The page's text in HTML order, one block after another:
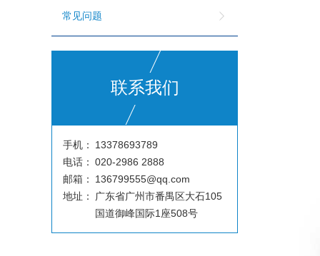
常见问题
联系我们
手机：
13378693789
电话： 020-2986 2888
邮箱：
136799555@qq.com
地址：
广东省广州市番禺区大石105
国道御峰国际1座508号